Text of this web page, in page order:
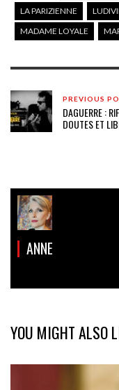
LA PARIZIENNE
MADAME LOYALE
PREVIOUS
DAGUERRE :
DOUTES ET
ANNE
YOU MIGHT ALSO